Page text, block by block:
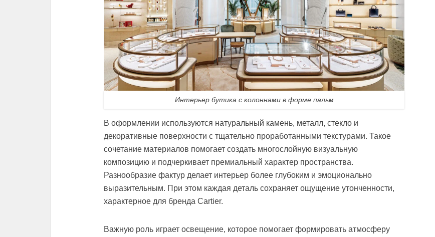
Интерьер бутика с колоннами в форме пальм
В оформлении используются натуральный камень, металл, стекло и
декоративные поверхности с тщательно проработанными текстурами. Такое
сочетание материалов помогает создать многослойную визуальную
композицию и подчеркивает премиальный характер пространства.
Разнообразие фактур делает интерьер более глубоким и эмоционально
выразительным. При этом каждая деталь сохраняет ощущение утонченности,
характерное для бренда Cartier.
Важную роль играет освещение, которое помогает формировать атмосферу